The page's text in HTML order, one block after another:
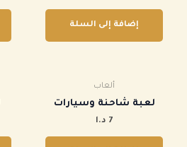
إضافة إلى السلة
ألعاب
لعبة شاحنة وسيارات
7 د.ا